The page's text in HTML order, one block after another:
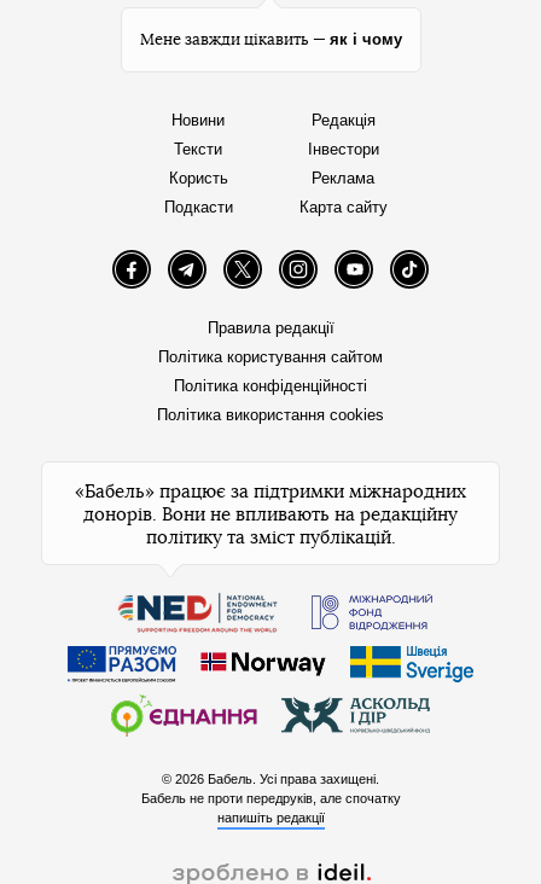
Мене завжди цікавить — як і чому
Новини
Тексти
Користь
Подкасти
Редакція
Інвестори
Реклама
Карта сайту
FacebookTelegramTwitter InstagramYouTube TikTok
Правила редакції
Політика користування сайтом
Політика конфіденційності
Політика використання cookies
«Бабель» працює за підтримки міжнародних
донорів. Вони не впливають на редакційну
політику та зміст публікацій.
© 2026 Бабель. Усі права захищені.
Бабель не проти передруків, але спочатку
напишіть редакції